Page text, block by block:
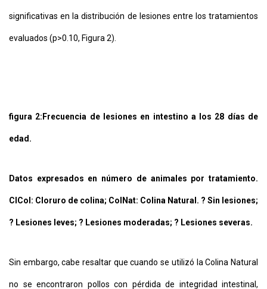
significativas en la distribución de lesiones entre los tratamientos
evaluados (p>0.10, Figura 2).
figura 2: Frecuencia de lesiones en intestino a los 28 días de
edad.
Datos expresados en número de animales por tratamiento.
ClCol: Cloruro de colina; ColNat: Colina Natural. ? Sin lesiones;
? Lesiones leves; ? Lesiones moderadas; ? Lesiones severas.
Sin embargo, cabe resaltar que cuando se utilizó la Colina Natural
no se encontraron pollos con pérdida de integridad intestinal,